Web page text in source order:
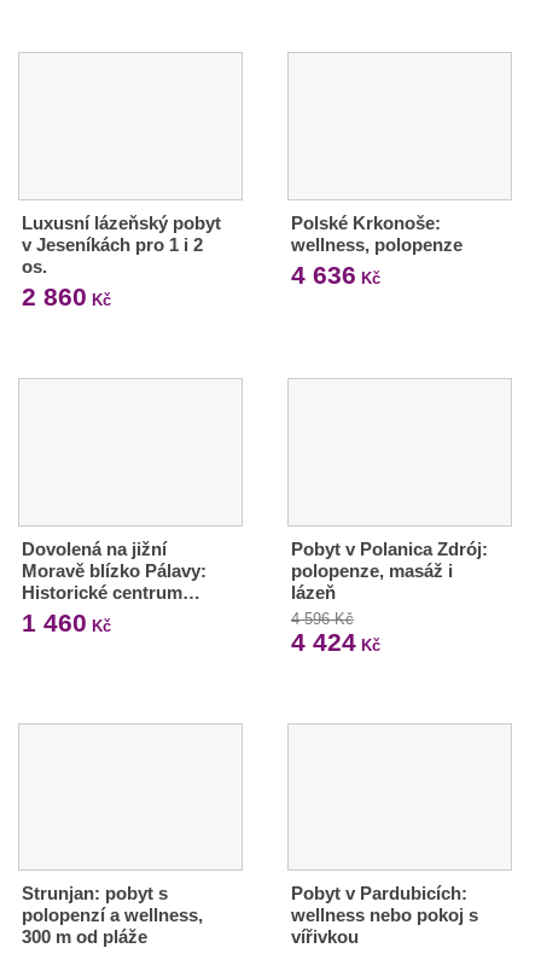
Luxusní lázeňský pobyt
v Jeseníkách pro 1 i 2
os.
2 860 Kč
Polské Krkonoše:
wellness, polopenze
4 636 Kč
Dovolená na jižní
Moravě blízko Pálavy:
Historické centrum…
1 460 Kč
Pobyt v Polanica Zdrój:
polopenze, masáž i
lázeň
4 596 Kč
4 424Kč
Strunjan: pobyt s
polopenzí a wellness,
300 m od pláže
Pobyt v Pardubicích:
wellness nebo pokoj s
vířivkou